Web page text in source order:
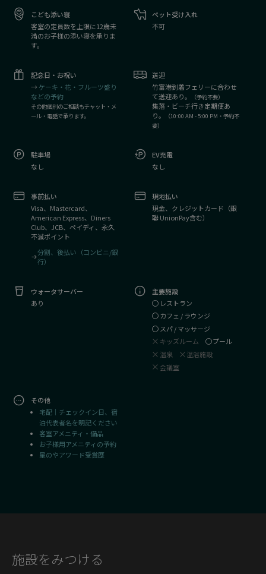
こども添い寝
客室の定員数を上限に12歳未
満のお子様の添い寝を承りま
す。
ペット受け入れ
不可
記念日・お祝い
→ケーキ・花・フルーツ盛り
などの予約
その他個別のご相談もチャット・メ
ール・電話で承ります。
送迎
竹富港到着フェリーに合わせ
て送迎あり。
（予約不要）
集落・ビーチ行き定期便あ
り。
（10:00 AM - 5:00 PM・予約不
要）
駐車場
なし
EV充電
なし
事前払い
Visa、Mastercard、
American Express、Diners
Club、JCB、ペイディ、永久
不滅ポイント
分割、後払い（コンビニ/銀
行）
現地払い
現金、クレジットカード（銀
聯 UnionPay含む）
ウォータサーバー
あり
主要施設
レストラン
カフェ / ラウンジ
スパ / マッサージ
キッズルーム
プール
温泉
温浴施設
会議室
その他
宅配｜チェックイン日、宿
泊代表者名を明記ください
客室アメニティ・備品
お子様用アメニティの予約
星のやアワード受賞歴
施設をみつける